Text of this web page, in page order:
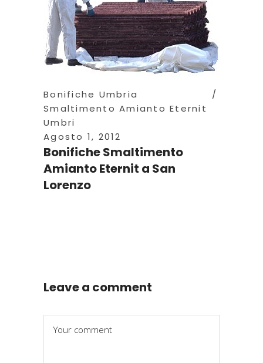
Bonifiche Umbria
Smaltimento Amianto Eternit
Umbri
Agosto 1, 2012
Bonifiche Smaltimento
Amianto Eternit a San
Lorenzo
Leave a comment